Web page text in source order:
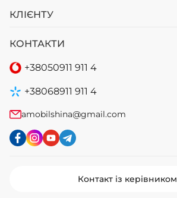
КЛІЄНТУ
КОНТАКТИ
+38050911 911 4
+38068911 911 4
amobilshina@gmail.com
Контакт із керівником